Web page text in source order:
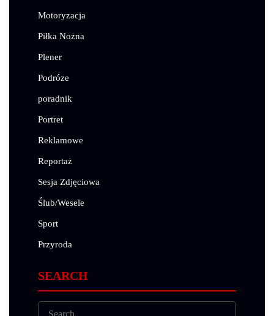
Motoryzacja
Piłka Nożna
Plener
Podróze
poradnik
Portret
Reklamowe
Reportaż
Sesja Zdjęciowa
Ślub/Wesele
Sport
Przyroda
SEARCH